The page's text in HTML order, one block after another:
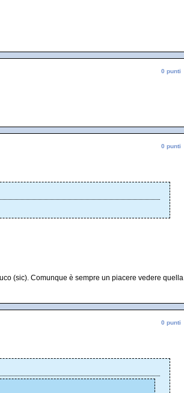
0 punti
0 punti
(sic). Comunque è sempre un piacere vedere quella
0 punti